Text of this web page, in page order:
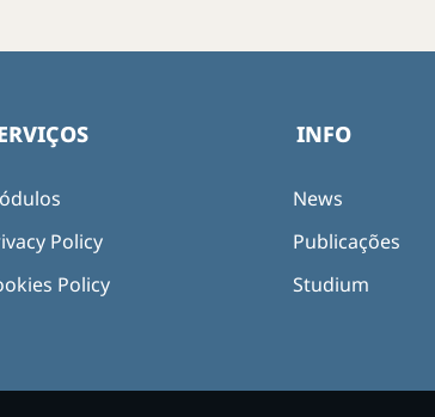
Policy
Policy
INFO
News
Publicações
Studium